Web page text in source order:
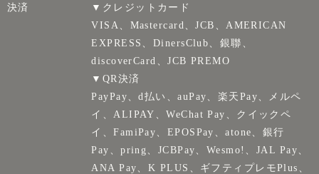
決済
▼クレジットカード
VISA、Mastercard、JCB、AMERICAN
EXPRESS、DinersClub、銀聯、
discoverCard、JCB PREMO
▼QR決済
PayPay、d払い、auPay、楽天Pay、メルペ
イ、ALIPAY、WeChat Pay、クイックペ
イ、FamiPay、EPOSPay、atone、銀行
Pay、pring、JCBPay、Wesmo!、JAL Pay、
ANA Pay、K PLUS、ギフティプレモPlus、